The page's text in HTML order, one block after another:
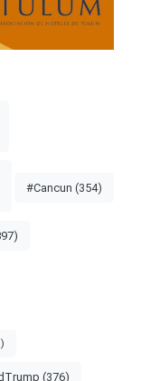
#Cancun (354)
(376)